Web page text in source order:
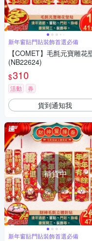
新年窗貼門貼裝飾首選必備
【COMET】毛氈元寶雕花
(NB22624)
$310
活動 券
貨到通知我
補貨中
新年窗貼門貼裝飾首選必備